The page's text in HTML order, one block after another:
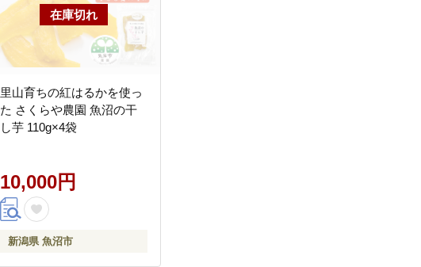
里山育ちの紅はるかを使っ
た さくらや農園 魚沼の干
し芋 110g×4袋
10,000円
新潟県 魚沼市